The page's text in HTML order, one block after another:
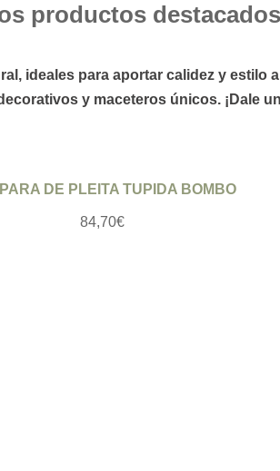
productos destacados
ideales para aportar calidez y estilo
y maceterosúnicos. ¡Dale
DE PLEITA TUPIDA BOMBO
84,70€